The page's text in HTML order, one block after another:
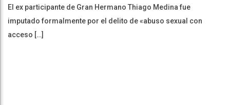
El ex participante de Gran Hermano Thiago Medina fue
imputado formalmente por el delito de «abuso sexual con
acceso […]